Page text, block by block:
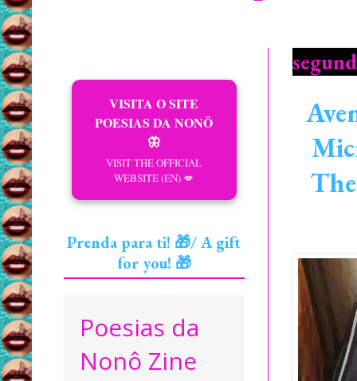
VISITA O SITE
POESIAS DA NONÔ
🦋
VISIT THE OFFICIAL
WEBSITE (EN) 💋
Prenda para ti! 🎁/ A gift
for you! 🎁
Poesias da
Nonô Zine